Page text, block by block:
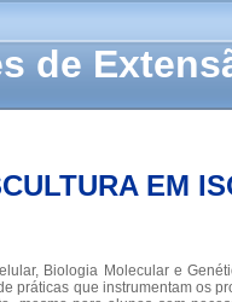
de
EM
Biologia Molecular e
práticas que instrumentam os